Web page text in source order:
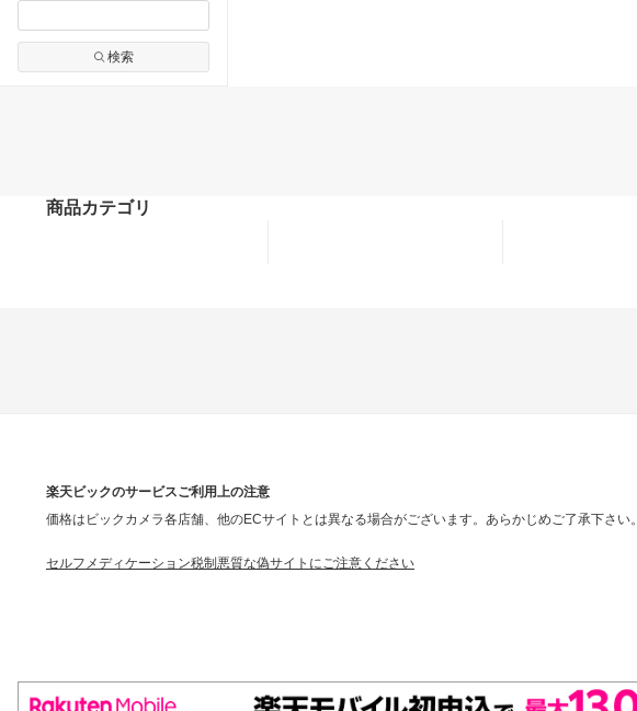
検索
商品カテゴリ
楽天ビックのサービスご利用上の注意
価格はビックカメラ各店舗、他のECサイトとは異なる場合がございます。あらかじめご了承下さい。
セルフメディケーション税制悪質な偽サイトにご注意ください